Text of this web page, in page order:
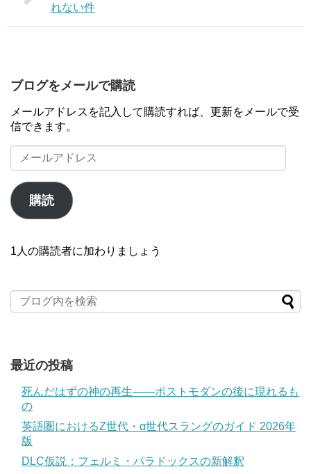
れない件
ブログをメールで購読
メールアドレスを記入して購読すれば、更新をメールで受
信できます。
メ
ー
ア
ド
購読
1人の購読者に加わりましょう
最近の投稿
死んだはずの神の再生――ポストモダンの後に現れるも
の
英語圏におけるZ世代・α世代スラングのガイド 2026年
版
DLC仮説：フェルミ・パラドックスの新解釈